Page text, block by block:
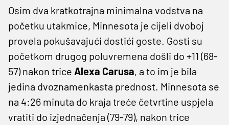
Osim dva kratkotrajna minimalna vodstva na
početku utakmice, Minnesota je cijeli dvoboj
provela pokušavajući dostići goste. Gosti su
početkom drugog poluvremena došli do +11 (68-
57) nakon trice Alexa Carusa, a to im je bila
jedina dvoznamenkasta prednost. Minnesota se
na 4:26 minuta do kraja treće četvrtine uspjela
vratiti do izjednačenja (79-79), nakon trice